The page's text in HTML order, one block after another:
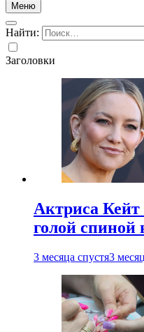
Меню
Найти:
Заголовки
Актриса Кейт
голой
3 месяца спустя3